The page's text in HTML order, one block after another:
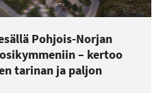
Pohjois-Norjan
– kertoo
tarinan ja paljon